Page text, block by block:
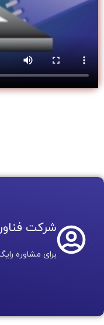
شرکت
برای مشاوره رایگان و